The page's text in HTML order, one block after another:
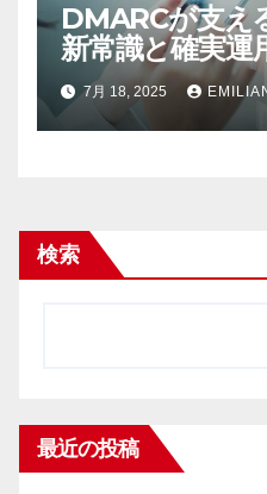
DMARCが支え
新常識と確実運
る7月 18, 2025
検索
最近の投稿